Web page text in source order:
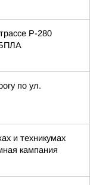
Р-280
по ул.
и техникумах
кампания